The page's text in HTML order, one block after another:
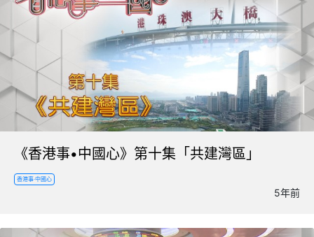
《香港事•中國心》第十集「共建灣區」
香港事·中國心
5年前